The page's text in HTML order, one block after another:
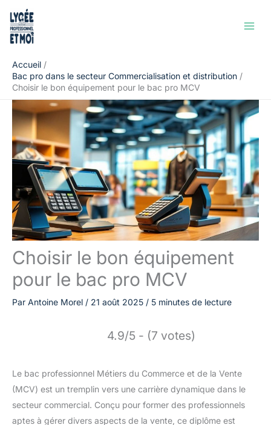
contenu
Accueil
Bac pro dans le secteur Commercialisation et distribution
Choisir le bon équipement pour le bac pro MCV
Choisir le bon équipement
pour le bac pro MCV
Par Antoine Morel / 21 août 2025 / 5 minutes de lecture
4.9/5 - (7 votes)
Le bac professionnel Métiers du Commerce et de la Vente
(MCV) est un tremplin vers une carrière dynamique dans le
secteur commercial. Conçu pour former des professionnels
aptes à gérer divers aspects de la vente, ce diplôme est
Rechercher